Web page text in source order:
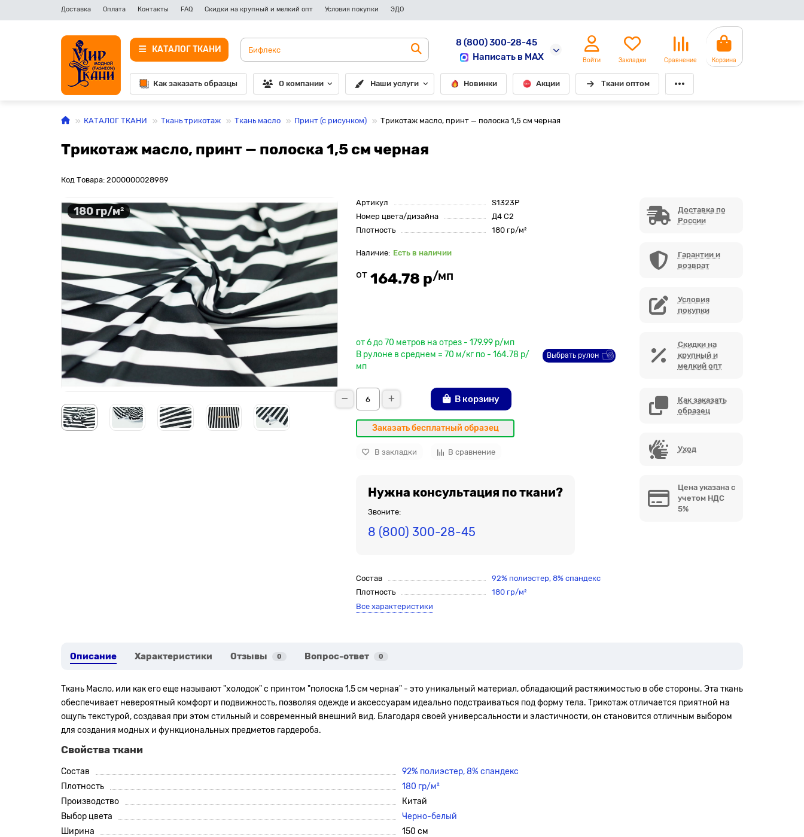
Доставка Оплата Контакты FAQ Скидки на крупный и мелкий опт Условия покупки ЭДО
КАТАЛОГ ТКАНИ
8 (800) 300-28-45
Написать в MAX
Войти Закладки Сравнение Корзина
Как заказать образцы О компании Наши услуги Новинки Акции Ткани оптом
КАТАЛОГ ТКАНИ Ткань трикотаж Ткань масло Принт (с рисунком) Трикотаж масло, принт — полоска 1,5 см черная
Трикотаж масло, принт — полоска 1,5 см черная
Код Товара: 2000000028989
180 гр/м²
Артикул
S1323P
Номер цвета/дизайна
Д4 С2
Плотность
180 гр/м²
Есть в наличии
от 164.78 р/мп
от 6 до 70 метров на отрез - 179.99 р/мп
В рулоне в среднем = 70 м/кг по - 164.78 р/
мп
Выбрать рулон
В корзину
Заказать бесплатный образец
В закладки В сравнение
Нужна консультация по ткани?
Звоните:
8 (800) 300-28-45
Состав
92% полиэстер, 8% спандекс
Плотность
180 гр/м²
Все характеристики
Доставка по
России
Гарантии и
возврат
Условия
покупки
Скидки на
крупный и
мелкий опт
Как заказать
образец
Уход
Цена указана с
учетом НДС
5%
Описание Характеристики Отзывы 0 Вопрос-ответ 0
Ткань Масло, или как его еще называют "холодок" с принтом "полоска 1,5 см черная" - это уникальный материал, обладающий растяжимостью в обе стороны. Эта ткань
обеспечивает невероятный комфорт и подвижность, позволяя одежде и аксессуарам идеально подстраиваться под форму тела. Трикотаж отличается приятной на
ощупь текстурой, создавая при этом стильный и современный внешний вид. Благодаря своей универсальности и эластичности, он становится отличным выбором
для создания модных и функциональных предметов гардероба.
Свойства ткани
Состав
92% полиэстер, 8% спандекс
Плотность
180 гр/м²
Производство
Китай
Выбор цвета
Черно-белый
Ширина
150 см